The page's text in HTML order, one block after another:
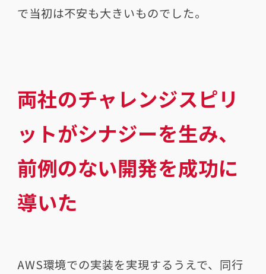
で当初は不安も大きいものでした。
両社のチャレンジスピリ
ットがシナジーを生み、
前例のない開発を成功に
導いた
AWS環境での実装を実現するうえで、同行